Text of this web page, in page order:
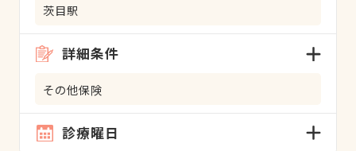
茨目駅
詳細条件
その他保険
診療曜日